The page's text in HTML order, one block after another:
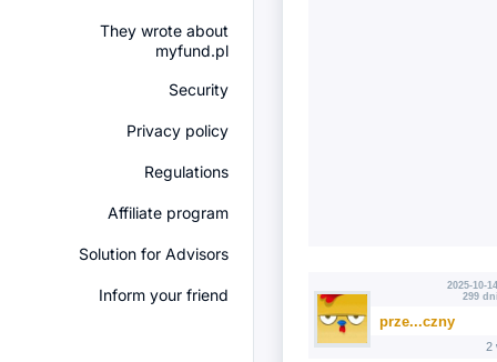
They wrote about
myfund.pl
Security
Privacy policy
Regulations
Affiliate program
Solution for Advisors
Inform your friend
2025-10-
299
prze...czny
2